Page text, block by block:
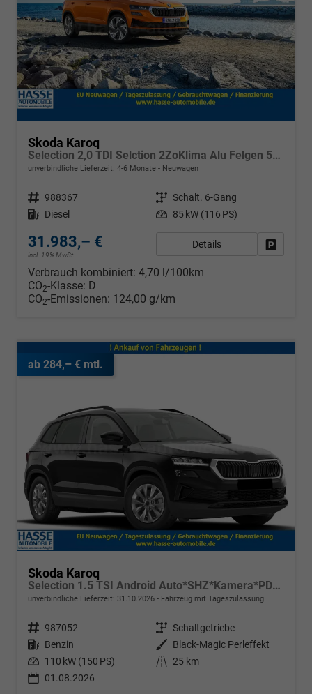
Skoda Karoq
Selection 2,0 TDI Selction 2ZoKlima Alu Felgen 5J Garantie Sitzheizung LED Scheinwerfer Tempomat
unverbindliche Lieferzeit: 4-6 Monate Neuwagen
Fahrzeugnr. 988367 Getriebe Schalt. 6-Gang
Kraftstoff Diesel Leistung 85 kW (116 PS)
31.983,– €
incl. 19% MwSt.
Details
Verbrauch kombiniert: 4,70 l/100km
CO2-Klasse: D
CO2-Emissionen: 124,00 g/km
ab 284,– € mtl.
Skoda Karoq
Selection 1.5 TSI Android Auto*SHZ*Kamera*PDC v/h*Klimaauto*SUNSET*LED
unverbindliche Lieferzeit: 31.10.2026 Fahrzeug mit Tageszulassung
Fahrzeugnr. 987052 Getriebe Schaltgetriebe
Kraftstoff Benzin Außenfarbe
Black-Magic Perleffekt
Leistung 110 kW (150 PS) Kilometerstand
25 km
01.08.2026